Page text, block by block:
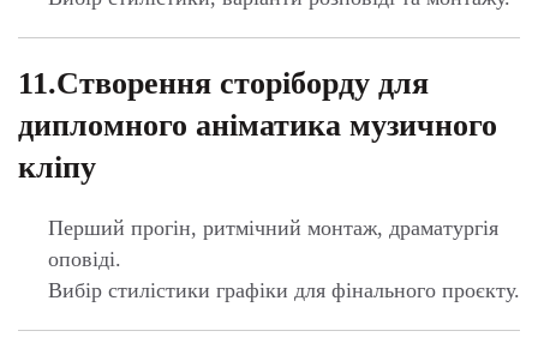
12.Робота над ритмом,
сольних і танцювальних кадрів
Опрацювання ключових моментів кліпу.
13.Сторібординг у різних сферах
Повнометражне кіно, серіали, реклама.